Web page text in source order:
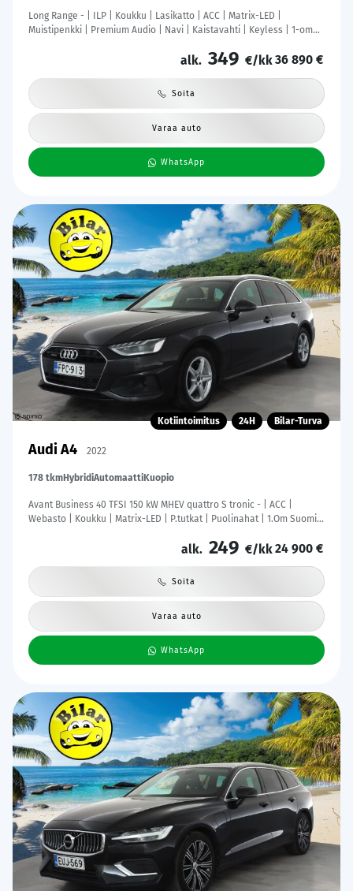
Long Range - | ILP | Koukku | Lasikatto | ACC | Matrix-LED |
Muistipenkki | Premium Audio | Navi | Kaistavahti | Keyless | 1-om
alk. 349 €/kk36 890 €
Soita
Varaa auto
WhatsApp
Kotiintoimitus 24H Bilar-Turva
Audi A4 2022
178 tkmHybridiAutomaattiKuopio
Avant Business 40 TFSI 150 kW MHEV quattro S tronic - | ACC |
Webasto | Koukku | Matrix-LED | P.tutkat | Puolinahat | 1.Om Suomi-
alk. 249 €/kk24 900 €
Soita
Varaa auto
WhatsApp